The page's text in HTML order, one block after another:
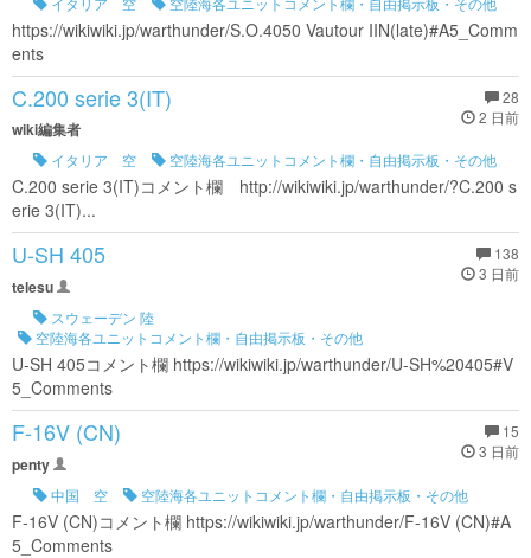
https://wikiwiki.jp/warthunder/S.O.4050 Vautour IIN(late)#A5_Comm
ents
28
2 日前
C.200 serie 3(IT)
wiki編集者
イタリア 空 空陸海各ユニットコメント欄・自由掲示板・その他
C.200 serie 3(IT)コメント欄 http://wikiwiki.jp/warthunder/?C.200 s
erie 3(IT)...
138
3 日前
U-SH 405
telesu
スウェーデン 陸
空陸海各ユニットコメント欄・自由掲示板・その他
U-SH 405コメント欄 https://wikiwiki.jp/warthunder/U-SH%20405#V
5_Comments
15
3 日前
F-16V (CN)
penty
中国 空 空陸海各ユニットコメント欄・自由掲示板・その他
F-16V (CN)コメント欄 https://wikiwiki.jp/warthunder/F-16V (CN)#A
5_Comments